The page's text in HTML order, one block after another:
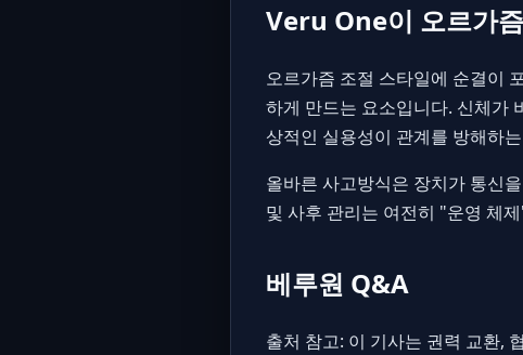
Veru One이 오르가
오르가즘 조절 스타일에 순결이
하게 만드는 요소입니다. 신체가
상적인 실용성이 관계를 방해하
올바른 사고방식은 장치가 통신
및 사후 관리는 여전히 "운영 체
베루원 Q&A
출처 참고: 이 기사는 권력 교환,